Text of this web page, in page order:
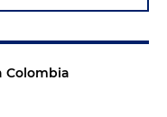
Colombia